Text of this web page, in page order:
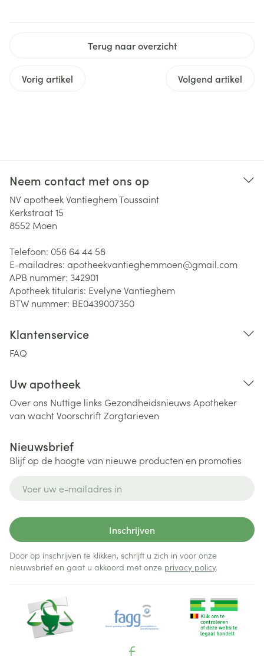
Terug naar overzicht
Vorig artikel Volgend artikel
Neem contact met ons op
NV apotheek Vantieghem Toussaint
Kerkstraat 15
8552 Moen
Telefoon: 056 64 44 58
E-mailadres: apotheekvantieghemmoen@gmail.com
APB nummer: 342901
Apotheek titularis: Evelyne Vantieghem
BTW nummer: BE0439007350
Klantenservice
FAQ
Uw apotheek
Over ons Nuttige links Gezondheidsnieuws Apotheker
van wachtVoorschriftZorgtarieven
Nieuwsbrief
Blijf op de hoogte van nieuwe producten en promoties
Inschrijven
Door op inschrijven te klikken, schrijft u zich in voor onze
nieuwsbrief en gaat u akkoord met onze privacy policy.